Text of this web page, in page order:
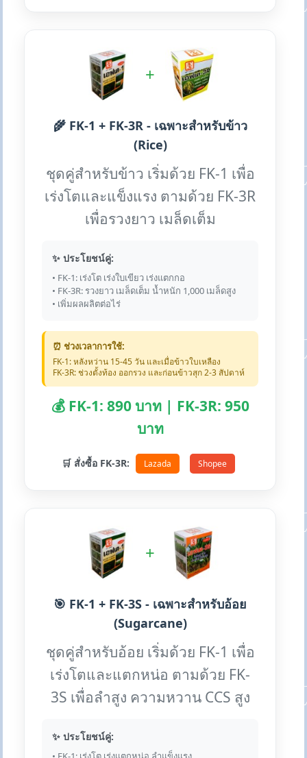
+
🌾 FK-1 + FK-3R - เฉพาะสำหรับข้าว
(Rice)
ชุดคู่สำหรับข้าว เริ่มด้วย FK-1 เพื่อ
เร่งโตและแข็งแรง ตามด้วย FK-3R
เพื่อรวงยาว เมล็ดเต็ม
✨ ประโยชน์คู่:
• FK-1: เร่งโต เร่งใบเขียว เร่งแตกกอ
• FK-3R: รวงยาว เมล็ดเต็ม น้ำหนัก 1,000 เมล็ดสูง
• เพิ่มผลผลิตต่อไร่
⏰ ช่วงเวลาการใช้:
FK-1: หลังหว่าน 15-45 วัน และเมื่อข้าวใบเหลือง
FK-3R: ช่วงตั้งท้อง ออกรวง และก่อนข้าวสุก 2-3 สัปดาห์
💰 FK-1: 890 บาท | FK-3R: 950
บาท
🛒 สั่งซื้อ FK-3R: Lazada Shopee
+
🎯 FK-1 + FK-3S - เฉพาะสำหรับอ้อย
(Sugarcane)
ชุดคู่สำหรับอ้อย เริ่มด้วย FK-1 เพื่อ
เร่งโตและแตกหน่อ ตามด้วย FK-
3S เพื่อลำสูง ความหวาน CCS สูง
✨ ประโยชน์คู่: